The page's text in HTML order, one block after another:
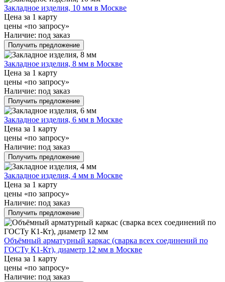
Закладное изделия, 10 мм в Москве
Цена за 1 карту
цены «по запросу»
Наличие: под заказ
Получить предложение
Закладное изделия, 8 мм в Москве
Цена за 1 карту
цены «по запросу»
Наличие: под заказ
Получить предложение
Закладное изделия, 6 мм в Москве
Цена за 1 карту
цены «по запросу»
Наличие: под заказ
Получить предложение
Закладное изделия, 4 мм в Москве
Цена за 1 карту
цены «по запросу»
Наличие: под заказ
Получить предложение
Объёмный арматурный каркас (сварка всех соединений по
ГОСТу К1-Кт), диаметр 12 мм в Москве
Цена за 1 карту
цены «по запросу»
Наличие: под заказ